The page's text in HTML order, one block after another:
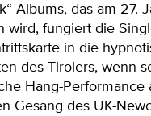
Albums, das am 27.
wird, fungiert die
in die
des Tirolers, wenn
Hang-Performance
Gesang des UK-